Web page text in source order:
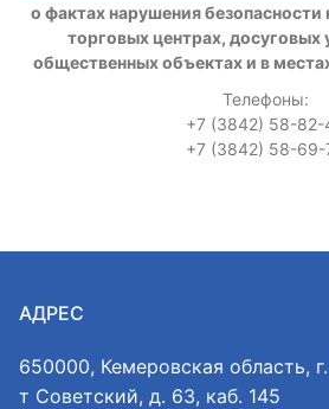
о фактах нарушения
торговых центрах, досуговых
общественных объектах и в
Телефоны:
+7 (3842) 58-82-
+7 (3842) 58-69-
АДРЕС
650000, Кемеровская область,
т Советский, д. 63, каб. 145